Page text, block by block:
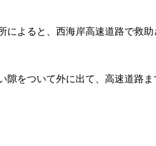
よると、西海岸高速道路で救
をついて外に出て、高速道路ま